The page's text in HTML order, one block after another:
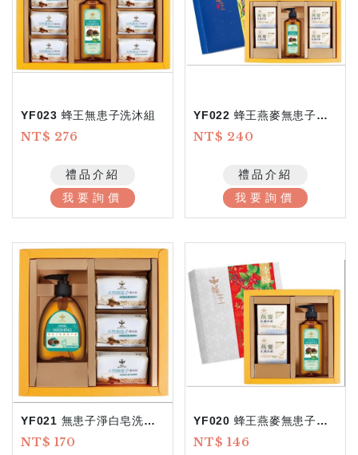
YF023 蜂王無患子洗沐組
NT$ 276
禮品介紹
我要詢價
YF022 蜂王燕麥無患子洗沐組
NT$ 240
禮品介紹
我要詢價
YF021 無患子淨白皂洗手露
NT$ 170
YF020 蜂王燕麥無患子洗沐組
NT$ 146